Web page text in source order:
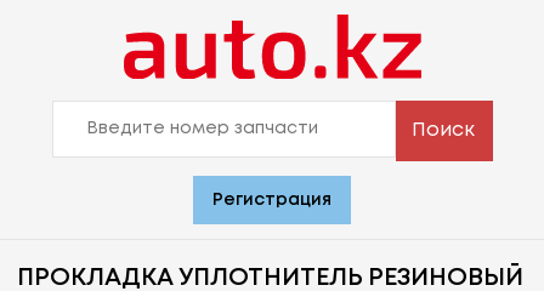
Поиск
Регистрация
ПРОКЛАДКА УПЛОТНИТЕЛЬ РЕЗИНОВЫЙ